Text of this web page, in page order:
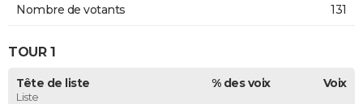
Nombre de votants 131
TOUR 1
Tête de liste
Liste
% des voix Voix